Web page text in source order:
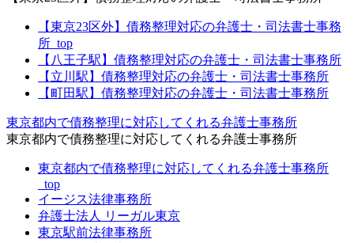
【東京23区外】債務整理対応の弁護士・司法書士事務
所_top
【八王子駅】債務整理対応の弁護士・司法書士事務所
【立川駅】債務整理対応の弁護士・司法書士事務所
【町田駅】債務整理対応の弁護士・司法書士事務所
東京都内で債務整理に対応してくれる弁護士事務所
東京都内で債務整理に対応してくれる弁護士事務所
東京都内で債務整理に対応してくれる弁護士事務所
_top
イージス法律事務所
弁護士法人 リーガル東京
東京駅前法律事務所